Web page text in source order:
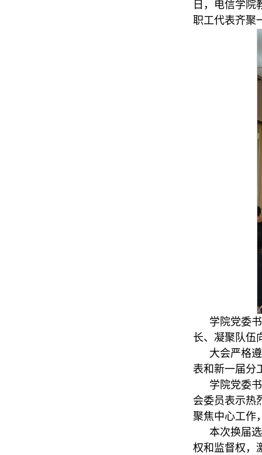
日，电信学院
职工代表齐聚
学院党委
长、凝聚队伍
大会严格
表和新一届分
学院党委
会委员表示热
聚焦中心工作
本次换届
权和监督权，